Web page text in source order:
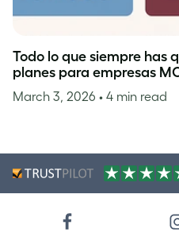
Todo lo que siempre has
planes para empresas
March 3, 2026 • 4 min read